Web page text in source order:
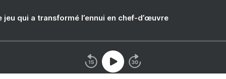
jeu qui a transformé l’ennui en chef-d’œuvre